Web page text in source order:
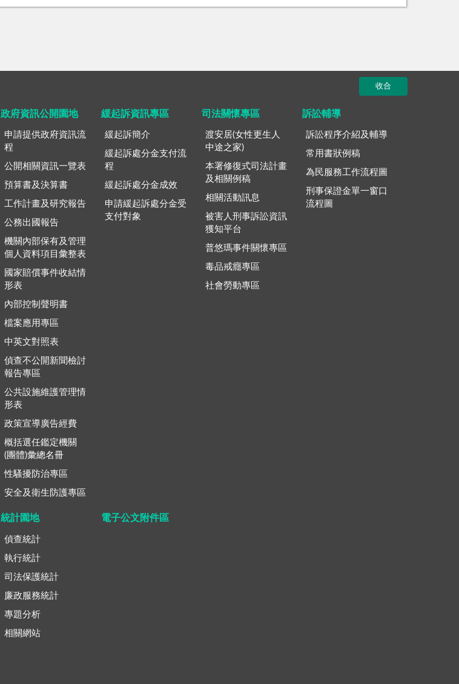
收合
政府資訊公開園地
申請提供政府資訊流
程
公開相關資訊一覽表
預算書及決算書
工作計畫及研究報告
公務出國報告
機關內部保有及管理
個人資料項目彙整表
國家賠償事件收結情
形表
內部控制聲明書
檔案應用專區
中英文對照表
偵查不公開新聞檢討
報告專區
公共設施維護管理情
形表
政策宣導廣告經費
概括選任鑑定機關
(團體)彙總名冊
性騷擾防治專區
安全及衛生防護專區
緩起訴資訊專區
緩起訴簡介
緩起訴處分金支付流
程
緩起訴處分金成效
申請緩起訴處分金受
支付對象
司法關懷專區
渡安居(女性更生人
中途之家)
本署修復式司法計畫
及相關例稿
相關活動訊息
被害人刑事訴訟資訊
獲知平台
普悠瑪事件關懷專區
毒品戒癮專區
社會勞動專區
訴訟輔導
訴訟程序介紹及輔導
常用書狀例稿
為民服務工作流程圖
刑事保證金單一窗口
流程圖
統計園地
偵查統計
執行統計
司法保護統計
廉政服務統計
專題分析
相關網站
電子公文附件區